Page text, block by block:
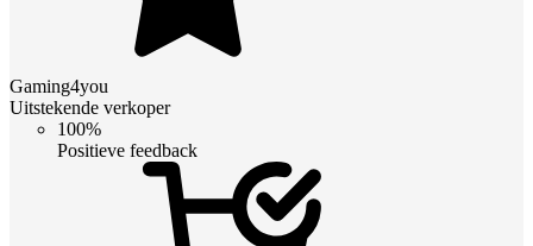
Gaming4you
Uitstekende verkoper
100%
Positieve feedback